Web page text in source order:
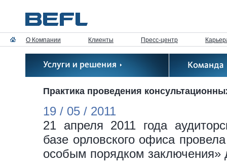
О Компании Клиенты Пресс-центр
Практика проведения
19 / 05 / 2011
21 апреля 2011 года
базе орловского офиса
особым порядком заключения»